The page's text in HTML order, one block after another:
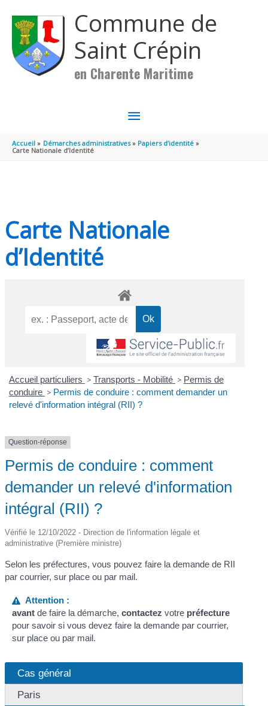
Commune de
Saint Crépin
en Charente Maritime
MENU
PRINCIPAL
Accueil Démarches administratives
Papiers d’identité
Carte Nationale d’Identité
Carte Nationale
d’Identité
Accueil particuliers > Transports - Mobilité > Permis de
conduire > Permis de conduire : comment demander un
relevé d'information intégral (RII) ?
Question-réponse
Permis de conduire : comment
demander un relevé d'information
intégral (RII) ?
Vérifié le 12/10/2022 - Direction de l'information légale et
administrative (Première ministre)
Selon les préfectures, vous pouvez faire la demande de RII
par courrier, sur place ou par mail.
Attention :
avantde faire la démarche, contactez votre préfecture
pour savoir si vous devez faire la demande par courrier,
sur place ou par mail.
Cas général
Paris